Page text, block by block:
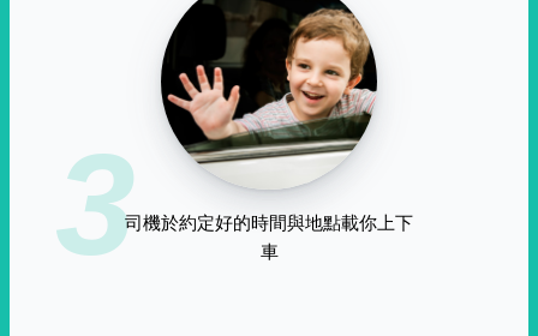
3司機於約定好的時間與地點載你上下
車